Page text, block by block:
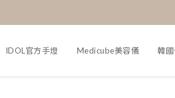
IDOL官方手燈 Medicube美容儀 韓